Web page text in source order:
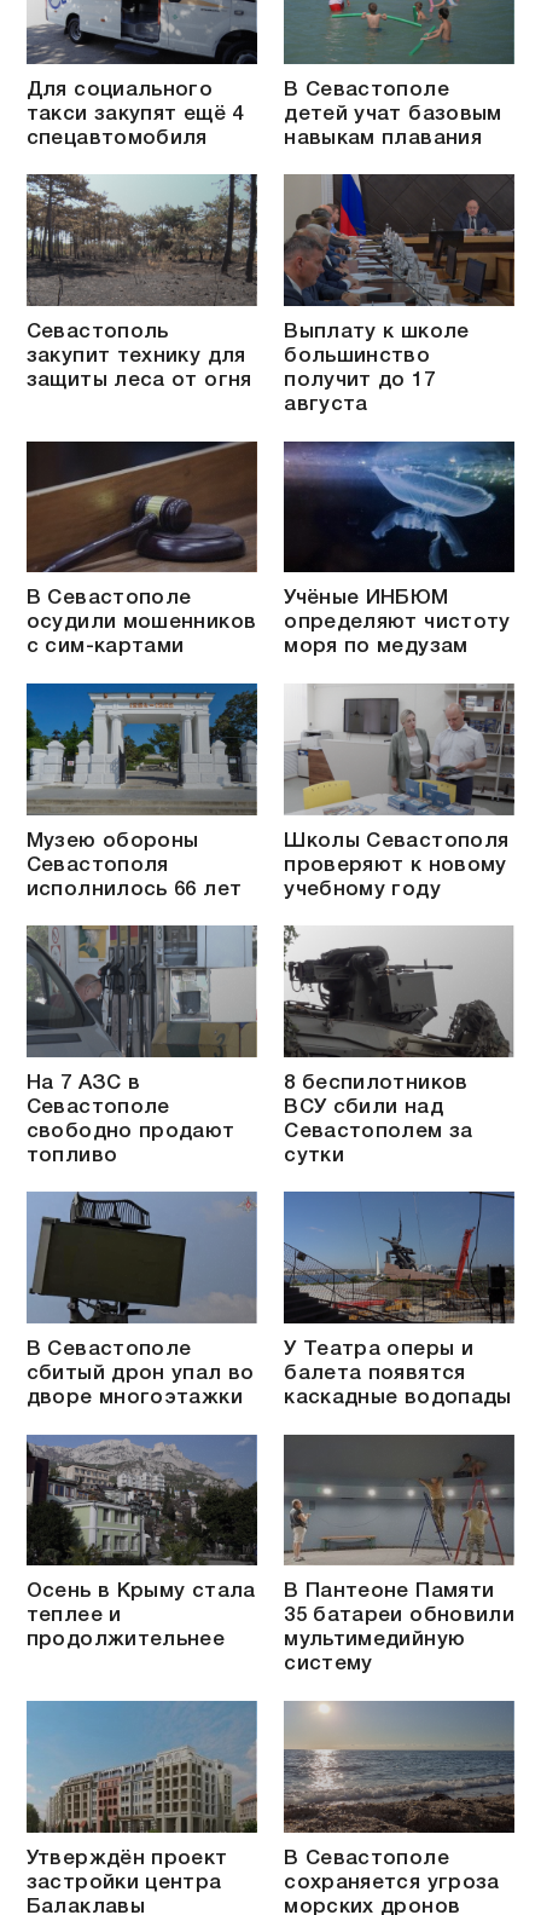
Для социального
такси закупят ещё 4
спецавтомобиля
В Севастополе
детей учат базовым
навыкам плавания
Севастополь
закупит технику для
защиты леса от огня
Выплату к школе
большинство
получит до 17
августа
В Севастополе
осудили мошенников
с сим-картами
Учёные ИНБЮМ
определяют чистоту
моря по медузам
Музею обороны
Севастополя
исполнилось 66 лет
Школы Севастополя
проверяют к новому
учебному году
На 7 АЗС в
Севастополе
свободно продают
топливо
8 беспилотников
ВСУ сбили над
Севастополем за
сутки
В Севастополе
сбитый дрон упал во
дворе многоэтажки
У Театра оперы и
балета появятся
каскадные водопады
Осень в Крыму стала
теплее и
продолжительнее
В Пантеоне Памяти
35 батареи обновили
мультимедийную
систему
Утверждён проект
застройки центра
Балаклавы
В Севастополе
сохраняется угроза
морских дронов